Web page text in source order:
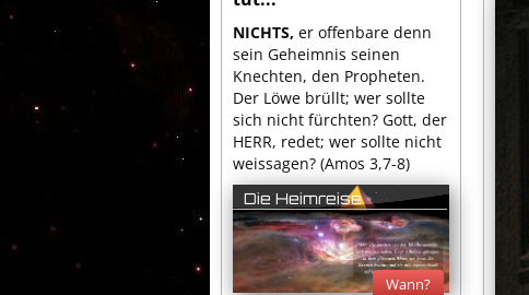
NICHTS, er offenbare denn
sein Geheimnis seinen
Knechten, den Propheten.
Der Löwe brüllt; wer sollte
sich nicht fürchten? Gott, der
HERR, redet; wer sollte nicht
weissagen? (Amos 3,7-8)
Die Heimreise
Wann?